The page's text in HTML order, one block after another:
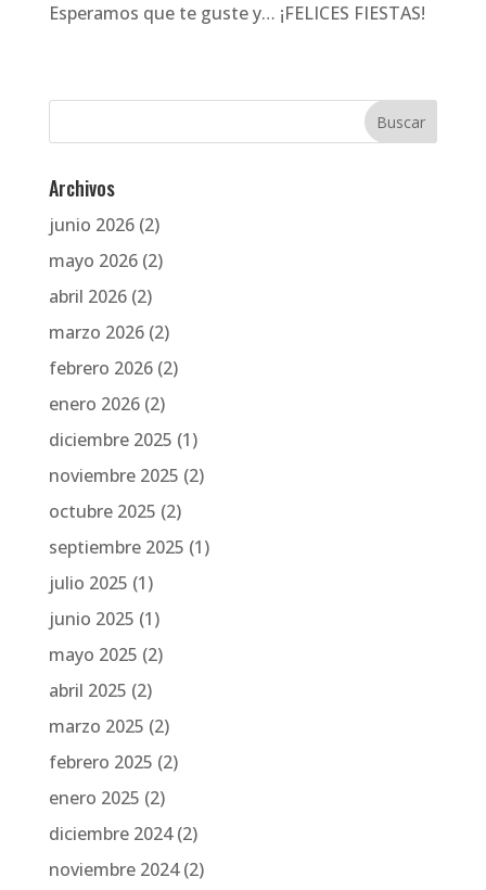
Esperamos que te guste y… ¡FELICES FIESTAS!
Archivos
junio 2026(2)
mayo 2026(2)
abril 2026(2)
marzo 2026(2)
febrero 2026(2)
enero 2026(2)
diciembre 2025 (1)
noviembre 2025 (2)
octubre 2025 (2)
septiembre 2025 (1)
julio 2025 (1)
junio 2025 (1)
mayo 2025 (2)
abril 2025 (2)
marzo 2025 (2)
febrero 2025 (2)
enero 2025 (2)
diciembre 2024(2)
noviembre 2024(2)